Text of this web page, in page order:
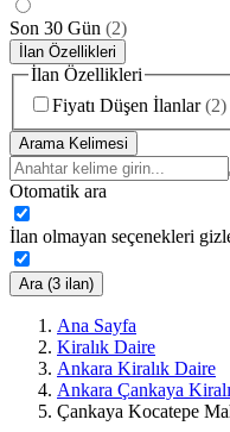
Son 30 Gün (2)
İlan Özellikleri
İlan Özellikleri
Fiyatı Düşen İlanlar (2)
Arama Kelimesi
Otomatik ara
İlan olmayan seçenekleri
Ara (3 ilan)
Ana Sayfa
Kiralık Daire
Ankara Kiralık Daire
Ankara Çankaya
Çankaya Kocatepe